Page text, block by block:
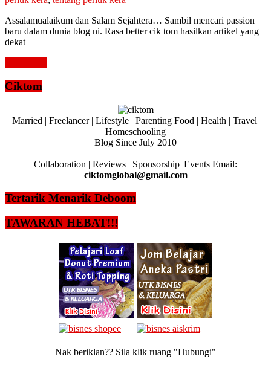
Assalamualaikum dan Salam Sejahtera… Sambil mencari passion
baru dalam dunia blog ni. Rasa better cik tom hasilkan artikel yang
dekat
Ciktom
Married | Freelancer | Lifestyle | Parenting Food | Health | Travel|
Homeschooling
Blog Since July 2010
Collaboration | Reviews | Sponsorship |Events Email:
ciktomglobal@gmail.com
Tertarik Menarik Deboom
TAWARAN HEBAT!!!
Nak beriklan?? Sila klik ruang "Hubungi"